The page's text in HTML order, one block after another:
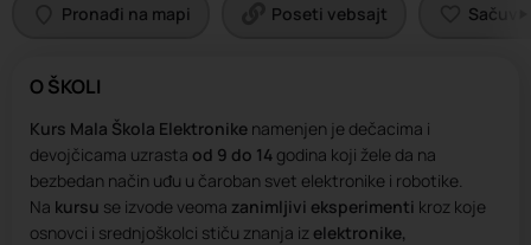
Pronađi na mapi Poseti vebsajt
O ŠKOLI
Kurs Mala Škola Elektronike namenjen je dečacima i
devojčicama uzrasta od 9 do 14 godina koji žele da na
bezbedan način uđu u čaroban svet elektronike i robotike.
Na kursu se izvode veoma zanimljivi eksperimenti kroz koje
osnovci i srednjoškolci stiču znanja iz elektronike,